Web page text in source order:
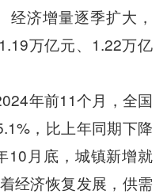
经济增量逐季扩大，
万亿元、1.22万亿
年前11个月，全国
，比上年同期下降
10月底，城镇新增就
经济恢复发展，供需